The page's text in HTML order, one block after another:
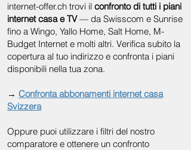
internet-offer.ch trovi il confronto di tutti i piani
internet casa e TV— da Swisscom e Sunrise
fino a Wingo, Yallo Home, Salt Home, M-
Budget Internet e molti altri. Verifica subito la
copertura al tuo indirizzo e confronta i piani
disponibili nella tua zona.
→ Confronta abbonamenti internet casa
Svizzera
Oppure puoi utilizzare i filtri del nostro
comparatore e ottenere un confronto